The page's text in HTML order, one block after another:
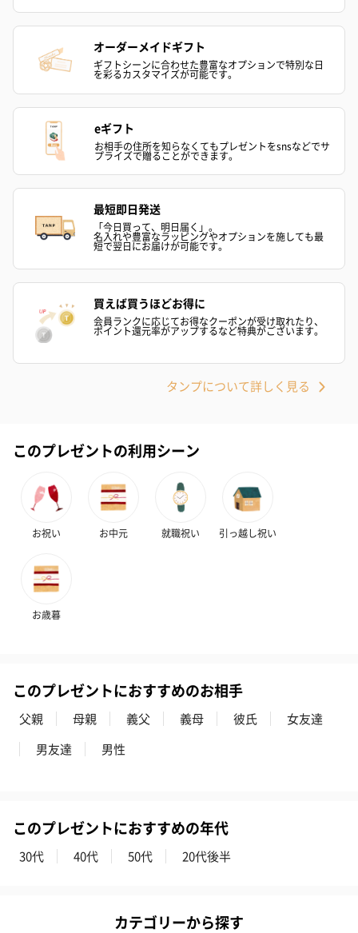
オーダーメイドギフト
ギフトシーンに合わせた豊富なオプションで特別な日
を彩るカスタマイズが可能です。
eギフト
お相手の住所を知らなくてもプレゼントをsnsなどでサ
プライズで贈ることができます。
最短即日発送
「今日買って、明日届く」。
名入れや豊富なラッピングやオプションを施しても最
短で翌日にお届けが可能です。
買えば買うほどお得に
会員ランクに応じてお得なクーポンが受け取れたり、
ポイント還元率がアップするなど特典がございます。
タンプについて詳しく見る
このプレゼントの利用シーン
お祝い お中元 就職祝い 引っ越し祝い
お歳暮
このプレゼントにおすすめのお相手
父親 母親 義父 義母 彼氏
女友達
男友達
男性
このプレゼントにおすすめの年代
30代 40代 50代 20代後半
カテゴリーから探す